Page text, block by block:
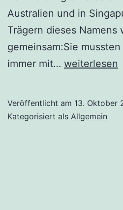
Australien und in
Trägern dieses Namens
gemeinsam:Sie
immer mit… Die
Familie
weiterlesen
Veröffentlicht am 13. Oktober
Kategorisiert als Allgemein